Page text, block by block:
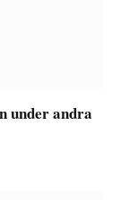
under andra